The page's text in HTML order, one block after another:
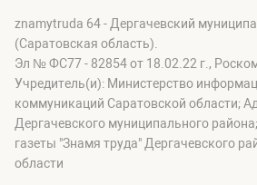
znamytruda 64 - Дергачевский
(Саратовская область).
Эл № ФС77 - 82854 от 18.02.22 г.,
Учредитель(и): Министерство
коммуникаций Саратовской области;
Дергачевского муниципального
газеты "Знамя труда" Дергачевского
области